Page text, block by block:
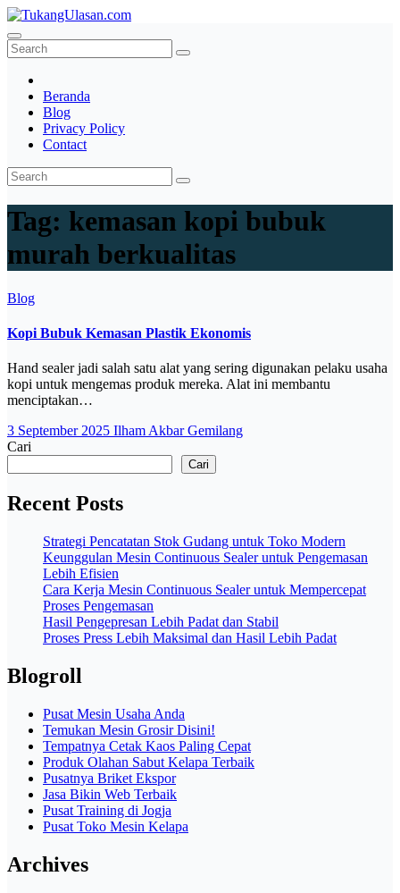
Skip
to
content
TukangUlasan.com
Baca Aja Dulu!
Beranda
Blog
Privacy Policy
Contact
Tag: kemasan kopi bubuk
murah berkualitas
Blog
Kopi Bubuk Kemasan Plastik Ekonomis
Hand sealer jadi salah satu alat yang sering digunakan pelaku usaha
kopi untuk mengemas produk mereka. Alat ini membantu
menciptakan…
3 September 2025 Ilham Akbar Gemilang
Cari
Cari
Recent Posts
Strategi Pencatatan Stok Gudang untuk Toko Modern
Keunggulan Mesin Continuous Sealer untuk Pengemasan
Lebih Efisien
Cara Kerja Mesin Continuous Sealer untuk Mempercepat
Proses Pengemasan
Hasil Pengepresan Lebih Padat dan Stabil
Proses Press Lebih Maksimal dan Hasil Lebih Padat
Blogroll
Pusat Mesin Usaha Anda
Temukan Mesin Grosir Disini!
Tempatnya Cetak Kaos Paling Cepat
Produk Olahan Sabut Kelapa Terbaik
Pusatnya Briket Ekspor
Jasa Bikin Web Terbaik
Pusat Training di Jogja
Pusat Toko Mesin Kelapa
Archives